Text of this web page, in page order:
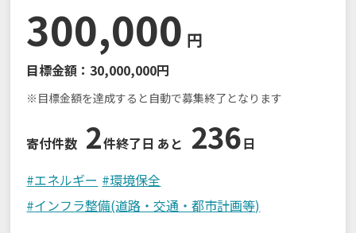
300,000 円
目標金額：30,000,000円
※目標金額を達成すると自動で募集終了となります
寄付件数 2件終了日 あと 236日
#エネルギー #環境保全
#インフラ整備(道路・交通・都市計画等)